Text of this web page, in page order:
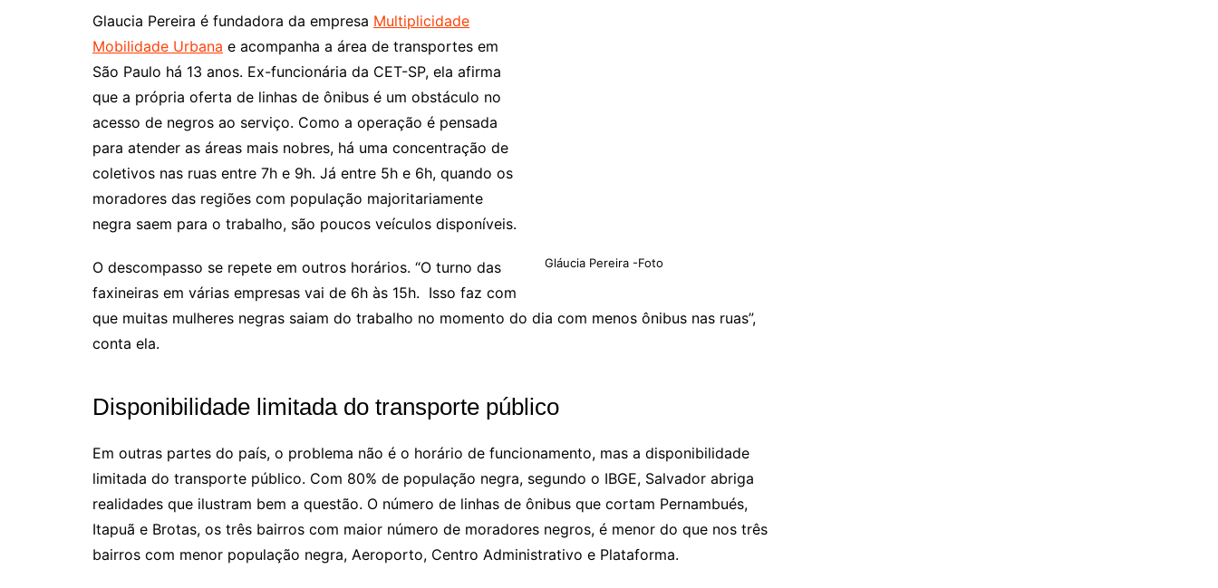
Gláucia Pereira -Foto
Glaucia Pereira é fundadora da empresa Multiplicidade
Mobilidade Urbana e acompanha a área de transportes em
São Paulo há 13 anos. Ex-funcionária da CET-SP, ela afirma
que a própria oferta de linhas de ônibus é um obstáculo no
acesso de negros ao serviço. Como a operação é pensada
para atender as áreas mais nobres, há uma concentração de
coletivos nas ruas entre 7h e 9h. Já entre 5h e 6h, quando os
moradores das regiões com população majoritariamente
negra saem para o trabalho, são poucos veículos disponíveis.
O descompasso se repete em outros horários. “O turno das
faxineiras em várias empresas vai de 6h às 15h. Isso faz com
que muitas mulheres negras saiam do trabalho no momento do dia com menos ônibus nas ruas”,
conta ela.
Disponibilidade limitada do transporte público
Em outras partes do país, o problema não é o horário de funcionamento, mas a disponibilidade
limitada do transporte público. Com 80% de população negra, segundo o IBGE, Salvador abriga
realidades que ilustram bem a questão. O número de linhas de ônibus que cortam Pernambués,
Itapuã e Brotas, os três bairros com maior número de moradores negros, é menor do que nos três
bairros com menor população negra, Aeroporto, Centro Administrativo e Plataforma.